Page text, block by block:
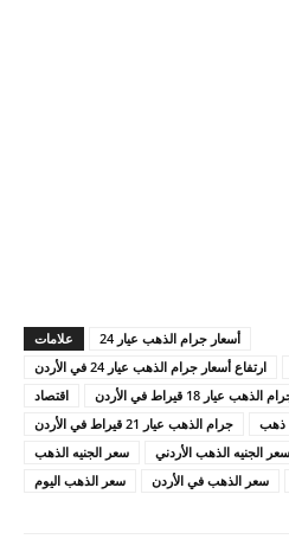
علامات
أسعار جرام الذهب عيار 24
ارتفاع أسعار جرام الذهب عيار 24 في الأردن
اقتصاد
الذهب عيار 18 قيراط في الأردن
جرام الذهب عيار 21 قيراط في الأردن
ذهب
سعر الجنيه الذهب
سعر الجنيه الذهب الأردني
سعر الذهب اليوم
سعر الذهب في الأردن